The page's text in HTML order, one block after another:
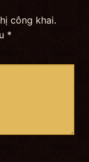
công khai.
*